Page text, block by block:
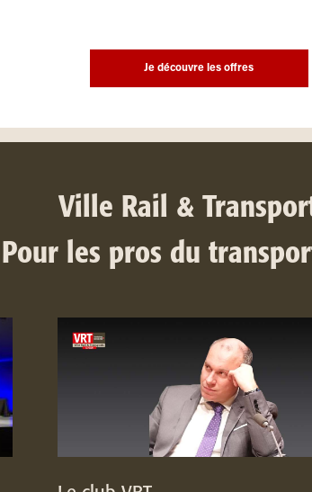
Je découvre les offres
Ville Rail &
Pour les pros du